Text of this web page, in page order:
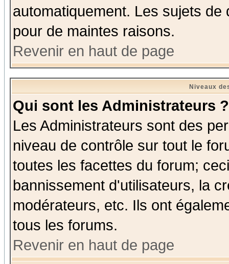
automatiquement. Les sujets
pour de maintes raisons.
Revenir en haut de page
Niveaux
Qui sont les Administrateurs ?
Les Administrateurs sont des
niveau de contrôle sur tout le
toutes les facettes du forum;
bannissement d'utilisateurs, la
modérateurs, etc. Ils ont
tous les forums.
Revenir en haut de page